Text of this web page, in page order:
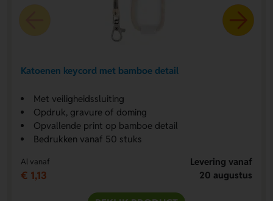
Katoenen keycord met bamboe detail
Met veiligheidssluiting
Opdruk, gravure of doming
Opvallende print op bamboe detail
Bedrukken vanaf 50 stuks
Al vanaf
€ 1,13
Levering vanaf
20 augustus